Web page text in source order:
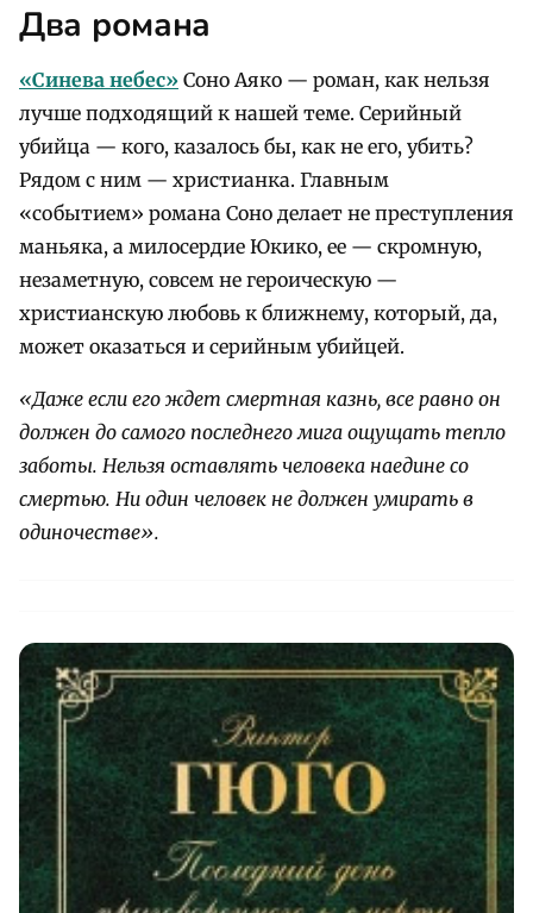
Два романа
«Синева небес» Соно Аяко — роман, как нельзя
лучше подходящий к нашей теме. Серийный
убийца — кого, казалось бы, как не его, убить?
Рядом с ним — христианка. Главным
«событием» романа Соно делает не преступления
маньяка, а милосердие Юкико, ее — скромную,
незаметную, совсем не героическую —
христианскую любовь к ближнему, который, да,
может оказаться и серийным убийцей.
«Даже если его ждет смертная казнь, все равно он
должен до самого последнего мига ощущать тепло
заботы. Нельзя оставлять человека наедине со
смертью. Ни один человек не должен умирать в
одиночестве».